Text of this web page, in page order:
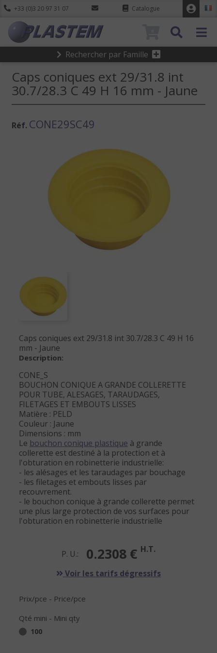
+33 (0)3 20 97 31 07 Catalogue
Rechercher par Famille
Caps coniques ext 29/31.8 int
30.7/28.3 C 49 H 16 mm - Jaune
Réf. CONE29SC49
Caps coniques ext 29/31.8 int 30.7/28.3 C 49 H 16
mm - Jaune
Description:
CONE_S
BOUCHON CONIQUE A GRANDE COLLERETTE
POUR TUBE, ALESAGES, TARAUDAGES,
FILETAGES ET EMBOUTS LISSES
Matière : PELD
Couleur : Jaune
Dimensions : mm
Le bouchon conique plastique à grande
collerette est destiné à la protection et à
l'obturation en robinetterie industrielle:
- les alésages et les taraudages par bouchage
- les filetages et embouts lisses par
recouvrement.
- le bouchon conique à grande collerette permet
une plus large protection de vos surfaces pour
l'obturation en robinetterie industrielle
P. U.: 0.2308 € H.T.
Voir les tarifs dégressifs
Prix/pce - Price/pce
Qté mini - Mini qty
100